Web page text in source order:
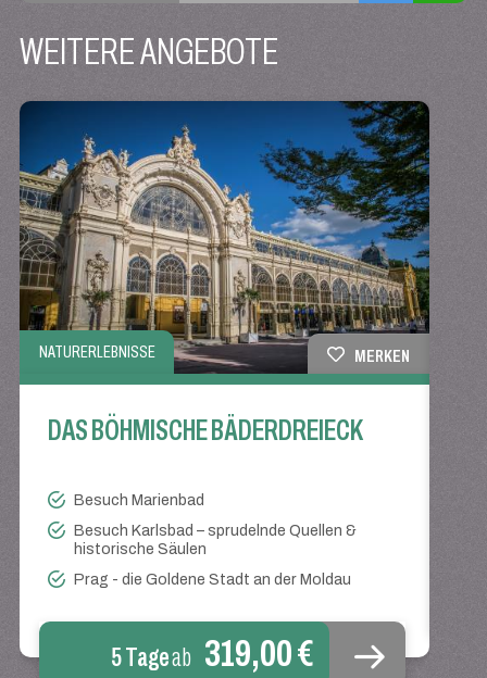
WEITERE ANGEBOTE
NATURERLEBNISSE MERKEN
DAS BÖHMISCHE BÄDERDREIECK
Besuch Marienbad
Besuch Karlsbad – sprudelnde Quellen &
historische Säulen
Prag - die Goldene Stadt an der Moldau
5 Tageab 319,00 €